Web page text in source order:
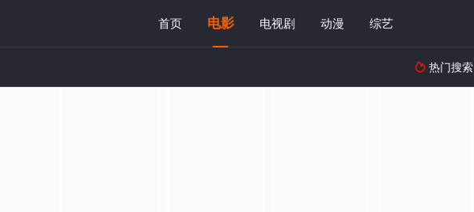
首页 电影 电视剧 动漫 综艺
 热门搜索